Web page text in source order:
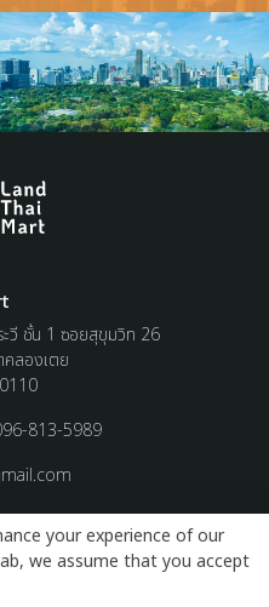
ะวี ชั้น 1 ซอยสุขุมวิท 26
ลองเตย
813-5989
Privacy Policy
your experience of our
we assume that you accept